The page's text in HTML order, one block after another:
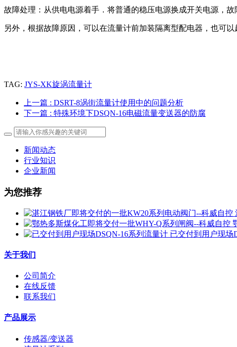
故障处理：从供电电源着手．将普通的稳压电源换成开关电源，
另外，根据故障原因，可以在流量计前加装隔离型配电器，也可以
TAG: JYS-XK旋涡流量计
上一篇 : DSRT-8涡街流量计使用中的问题分析
下一篇 : 特殊环境下DSQN-16电磁流量变送器的防腐
新闻动态
行业知识
企业新闻
为您推荐
已交付到用户现场
关于我们
公司简介
在线反馈
联系我们
产品展示
传感器/变送器